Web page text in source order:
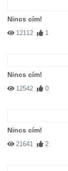
Nincs cím!
12112 1
Nincs cím!
12542 0
Nincs cím!
21641 2